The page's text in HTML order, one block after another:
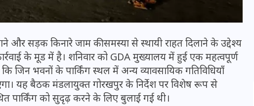
और सड़क किनारे जाम की समस्या से स्थायी राहत दिलाने के उद्देश्य
के मूड में है। शनिवार को GDA मुख्यालय में हुई एक महत्वपूर्ण
जिन भवनों के पार्किंग स्थल में अन्य व्यावसायिक गतिविधियाँ
यह बैठक मंडलायुक्त गोरखपुर के निर्देश पर विशेष रूप से
पार्किंग को सुदृढ़ करने के लिए बुलाई गई थी।